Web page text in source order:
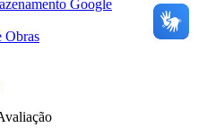
Google
Obras